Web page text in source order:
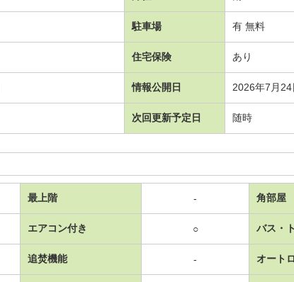
駐車場 有 無料
住宅保険 あり
情報公開日 2026年7月24
次回更新予定日 随時
最上階 - 角部屋
エアコン付き ○ バス・
追焚機能 - オート